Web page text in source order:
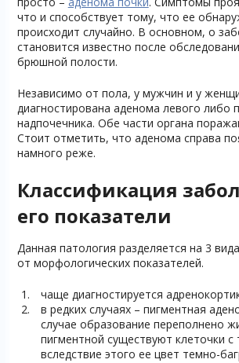
что и способствует тому, что ее
происходит случайно. В основном, о
становится известно после
брюшной полости.
Независимо от пола, у мужчин и у
диагностирована аденома левого либо
надпочечника. Обе части органа
Стоит отметить, что аденома справа
намного реже.
Классификация
его показатели
Данная патология разделяется на 3
от морфологических показателей.
чаще диагностируется
в редких случаях – пигментная
случае образование переполнено
пигментной существуют клеточки
вследствие этого ее цвет темно-